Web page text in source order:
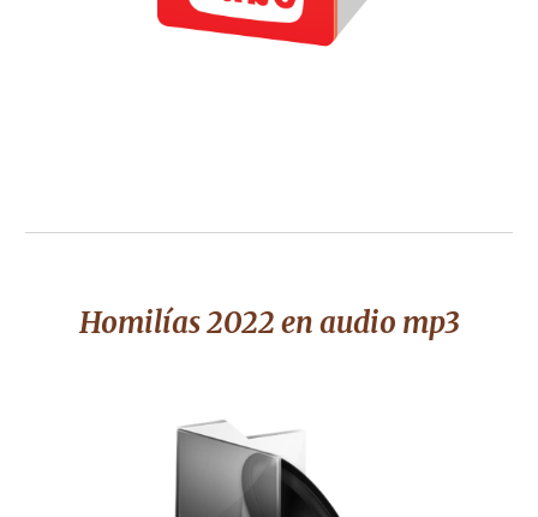
Homilías 2022 en audio mp3